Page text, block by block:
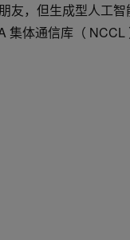
友，但生成型人工智
体通信库（ NCCL